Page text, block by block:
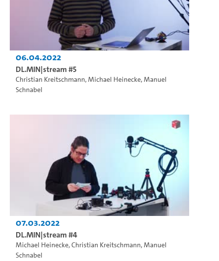
06.04.2022
DL.MIN|stream #5
Christian Kreitschmann,Michael Heinecke,Manuel
Schnabel
07.03.2022
DL.MIN|stream #4
Michael Heinecke,Christian Kreitschmann,Manuel
Schnabel